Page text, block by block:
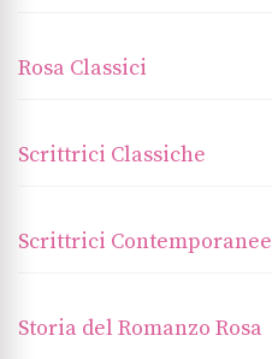
Rosa Classici
Scrittrici Classiche
Scrittrici Contemporanee
Storia del Romanzo Rosa